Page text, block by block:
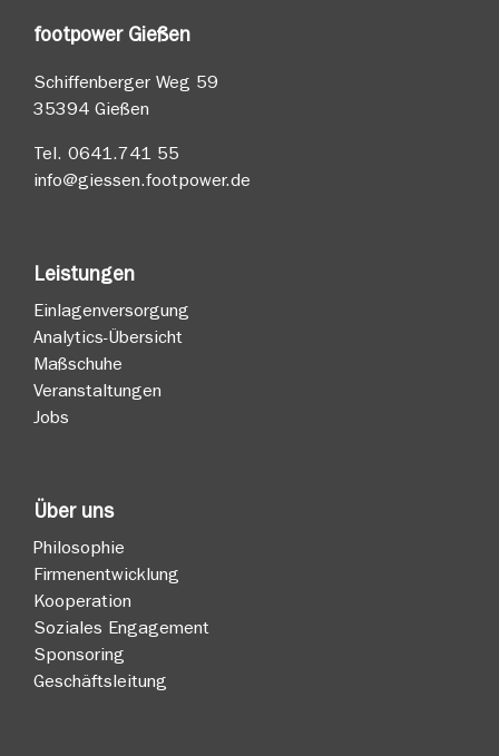
footpower Gießen
Schiffenberger Weg 59
35394 Gießen
Tel. 0641.741 55
info@giessen.footpower.de
Leistungen
Einlagenversorgung
Analytics-Übersicht
Maßschuhe
Veranstaltungen
Jobs
Über uns
Philosophie
Firmenentwicklung
Kooperation
Soziales Engagement
Sponsoring
Geschäftsleitung